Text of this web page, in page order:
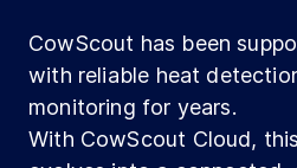
CowScout has been
with reliable heat
monitoring for years.
With CowScout Cloud,